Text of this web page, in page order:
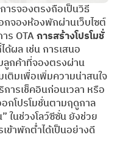
รจองตรงถือเป็นวิธี
จองห้องพักผ่านเว็บไซต์
ร OTAการสร้างโปรโมชั่
ด้ผล เช่น การเสนอ
กค้าที่จองตรงผ่าน
ติมเพื่อเพิ่มความน่าสนใจ
ารเช็คอินก่อนเวลา หรือ
กโปรโมชั่นตามฤดูกาล
ในช่วงโลว์ซีซั่น ยังช่วย
ข้าพักต่ำได้เป็นอย่างดี